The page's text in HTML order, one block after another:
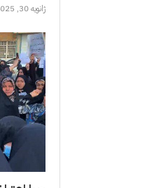
ژانویه 30, 2025